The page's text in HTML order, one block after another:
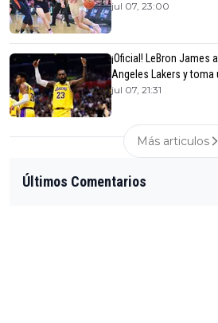
jul 07, 23:00
¡Oficial! LeBron
Angeles Lakers y
jul 07, 21:31
Más articulos
Últimos Comentarios